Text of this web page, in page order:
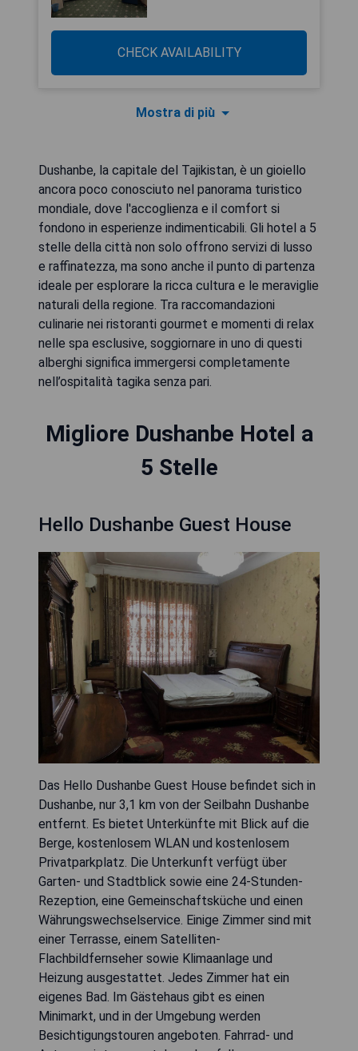
CHECK AVAILABILITY
Mostra di più
Dushanbe, la capitale del Tajikistan, è un gioiello
ancora poco conosciuto nel panorama turistico
mondiale, dove l'accoglienza e il comfort si
fondono in esperienze indimenticabili. Gli hotel a 5
stelle della città non solo offrono servizi di lusso
e raffinatezza, ma sono anche il punto di partenza
ideale per esplorare la ricca cultura e le meraviglie
naturali della regione. Tra raccomandazioni
culinarie nei ristoranti gourmet e momenti di relax
nelle spa esclusive, soggiornare in uno di questi
alberghi significa immergersi completamente
nell’ospitalità tagika senza pari.
Migliore Dushanbe Hotel a
5 Stelle
Hello Dushanbe Guest House
Das Hello Dushanbe Guest House befindet sich in
Dushanbe, nur 3,1 km von der Seilbahn Dushanbe
entfernt. Es bietet Unterkünfte mit Blick auf die
Berge, kostenlosem WLAN und kostenlosem
Privatparkplatz. Die Unterkunft verfügt über
Garten- und Stadtblick sowie eine 24-Stunden-
Rezeption, eine Gemeinschaftsküche und einen
Währungswechselservice. Einige Zimmer sind mit
einer Terrasse, einem Satelliten-
Flachbildfernseher sowie Klimaanlage und
Heizung ausgestattet. Jedes Zimmer hat ein
eigenes Bad. Im Gästehaus gibt es einen
Minimarkt, und in der Umgebung werden
Besichtigungstouren angeboten. Fahrrad- und